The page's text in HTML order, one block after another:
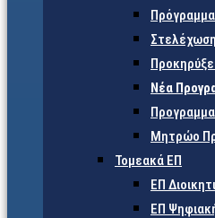
Νέα
Μητρώο
Τομεακά ΕΠ
ΕΠ
ΕΠ